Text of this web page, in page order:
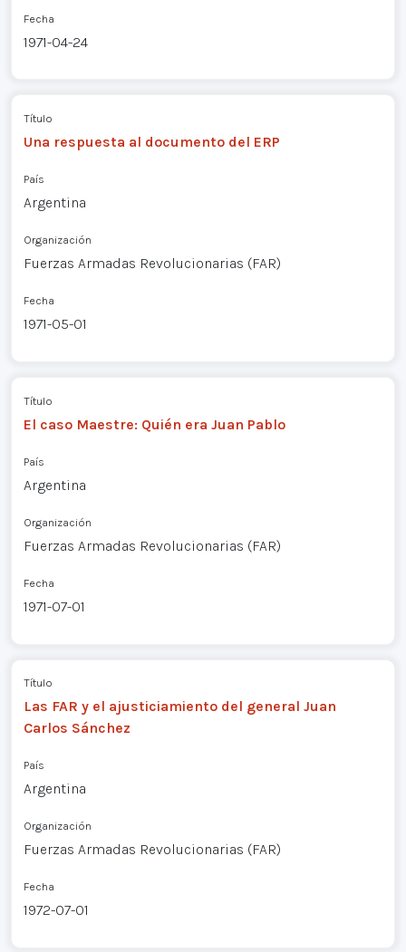
Fecha
1971-04-24
Título
Una respuesta al documento del ERP
País
Argentina
Organización
Fuerzas Armadas Revolucionarias (FAR)
Fecha
1971-05-01
Título
El caso Maestre: Quién era Juan Pablo
País
Argentina
Organización
Fuerzas Armadas Revolucionarias (FAR)
Fecha
1971-07-01
Título
Las FAR y el ajusticiamiento del general Juan
Carlos Sánchez
País
Argentina
Organización
Fuerzas Armadas Revolucionarias (FAR)
Fecha
1972-07-01